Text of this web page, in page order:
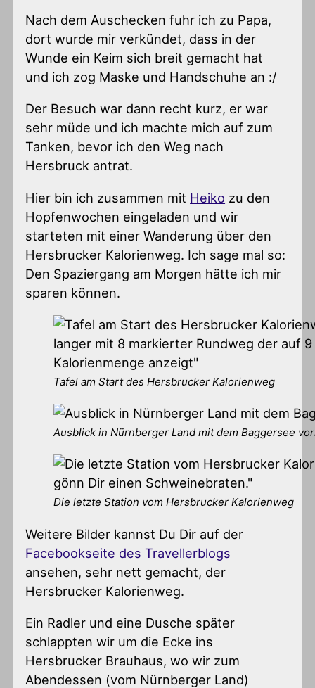
Nach dem Auschecken fuhr ich zu Papa,
dort wurde mir verkündet, dass in der
Wunde ein Keim sich breit gemacht hat
und ich zog Maske und Handschuhe an :/
Der Besuch war dann recht kurz, er war
sehr müde und ich machte mich auf zum
Tanken, bevor ich den Weg nach
Hersbruck antrat.
Hier bin ich zusammen mit Heiko zu den
Hopfenwochen eingeladen und wir
starteten mit einer Wanderung über den
Hersbrucker Kalorienweg. Ich sage mal so:
Den Spaziergang am Morgen hätte ich mir
sparen können.
Tafel am Start des Hersbrucker Kalorienweg
Ausblick in Nürnberger Land mit dem Baggersee
Die letzte Station vom Hersbrucker Kalorienweg
Weitere Bilder kannst Du Dir auf der
Facebookseite des Travellerblogs
ansehen, sehr nett gemacht, der
Hersbrucker Kalorienweg.
Ein Radler und eine Dusche später
schlappten wir um die Ecke ins
Hersbrucker Brauhaus, wo wir zum
Abendessen (vom Nürnberger Land)